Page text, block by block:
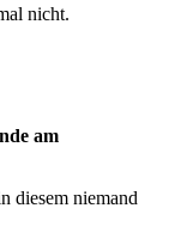
nicht.
am
diesem niemand